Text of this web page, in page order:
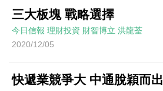
三大板塊 戰略選擇
今日信報 理財投資 財智博立 洪龍荃
2020/12/05
快遞業競爭大 中通脫穎而出